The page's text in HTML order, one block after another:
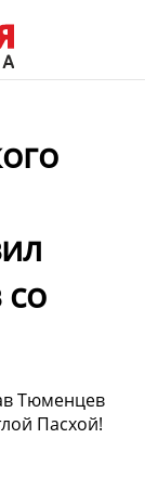
Тюменцев
Пасхой!